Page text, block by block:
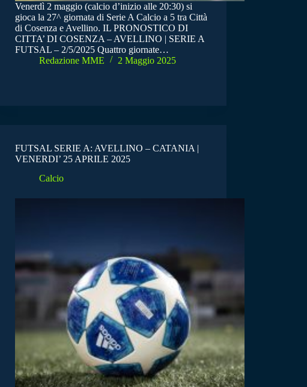
Venerdì 2 maggio (calcio d’inizio alle 20:30) si
gioca la 27^ giornata di Serie A Calcio a 5 tra Città
di Cosenza e Avellino. IL PRONOSTICO DI
CITTA’ DI COSENZA – AVELLINO | SERIE A
FUTSAL – 2/5/2025 Quattro giornate…
Redazione MME
2 Maggio 2025
FUTSAL SERIE A: AVELLINO – CATANIA |
VENERDI’ 25 APRILE 2025
Calcio